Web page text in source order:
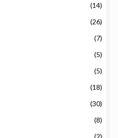
(14)
(26)
(7)
(5)
(5)
(18)
(30)
(8)
(2)